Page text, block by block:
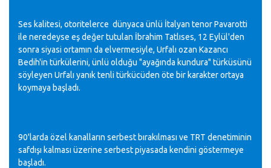
Ses kalitesi, otoritelerce dünyaca ünlü İtalyan tenor Pavarotti
ile neredeyse eş değer tutulan İbrahim Tatlıses, 12 Eylül'den
sonra siyasi ortamın da elvermesiyle, Urfalı ozan Kazancı
Bedih'in türkülerini, ünlü olduğu "ayağında kundura" türküsünü
söyleyen Urfalı yanık tenli türkücüden öte bir karakter ortaya
koymaya başladı.
90'larda özel kanalların serbest bırakılması ve TRT denetiminin
safdışı kalması üzerine serbest piyasada kendini göstermeye
başladı.